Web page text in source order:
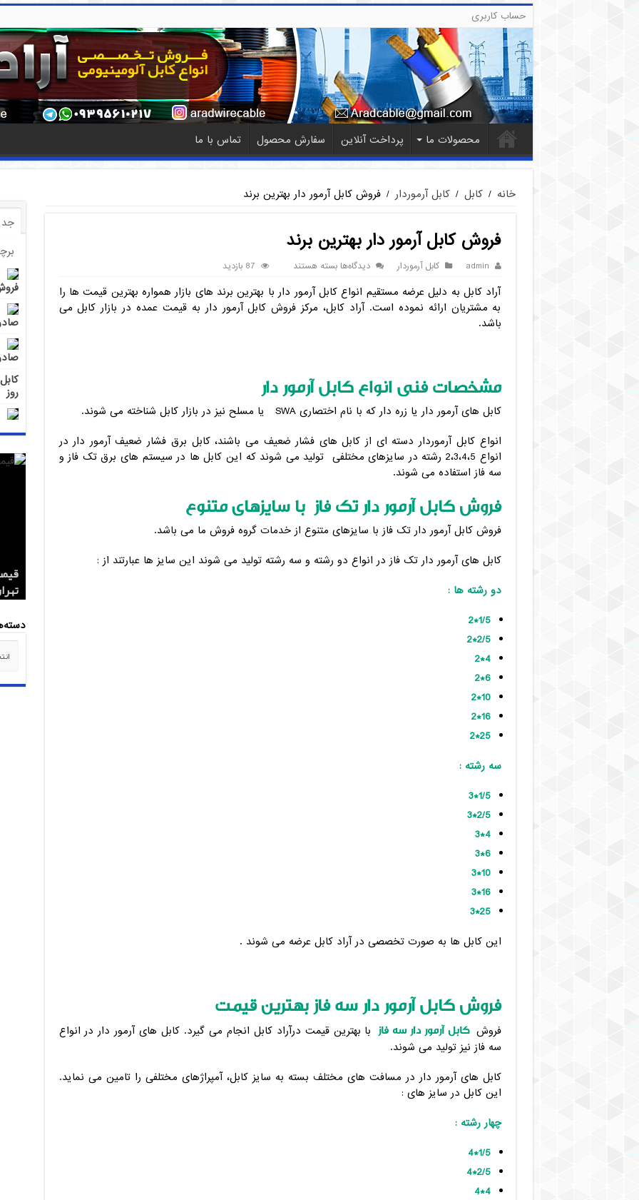
حساب کاربری
محصولات ما پرداخت آنلاین سفارش محصول تماس با ما
خانه / کابل / کابل آرموردار / فروش کابل آرمور دار بهترین برند
فروش کابل آرمور دار بهترین برند
admin کابل آرموردار دیدگاه‌هابرای
کابل
آرمور
دار
بسته هستند 87 بازدید
آراد کابل به دلیل عرضه مستقیم انواع کابل آرمور دار با بهترین برند های بازار همواره بهترین قیمت ها را
به مشتریان ارائه نموده است. آراد کابل، مرکز فروش کابل آرمور دار به قیمت عمده در بازار کابل می
باشد.
مشخصات فنی انواع کابل آرمور دار
کابل های آرمور دار یا زره دار که با نام اختصاری SWA یا مسلح نیز در بازار کابل شناخته می شوند.
انواع کابل آرموردار دسته ای از کابل های فشار ضعیف می باشند، کابل برق فشار ضعیف آرمور دار در
انواع 2،3،4،5 رشته در سایزهای مختلفی تولید می شوند که این کابل ها در سیستم های برق تک فاز و
سه فاز استفاده می شوند.
فروش کابل آرمور دار تک فاز با سایزهای متنوع
فروش کابل آرمور دار تک فاز با سایزهای متنوع از خدمات گروه فروش ما می باشد.
کابل های آرمور دار تک فاز در انواع دو رشته و سه رشته تولید می شوند این سایز ها عبارتند از :
دو رشته ها :
1/5*2
2/5*2
4*2
6*2
10*2
16*2
25*2
سه رشته :
1/5*3
2/5*3
4*3
6*3
10*3
16*3
25*3
این کابل ها به صورت تخصصی در آراد کابل عرضه می شوند .
فروش کابل آرمور دار سه فاز بهترین قیمت
فروش کابل آرمور دار سه فاز با بهترین قیمت درآراد کابل انجام می گیرد. کابل های آرمور دار در انواع
سه فاز نیز تولید می شوند.
کابل های آرمور دار در مسافت های مختلف بسته به سایز کابل، آمپراژهای مختلفی را تامین می نماید.
این کابل در سایز های :
چهار رشته :
1/5*4
2/5*4
4*4
روز
کابل 1.5*2 لاستیکی